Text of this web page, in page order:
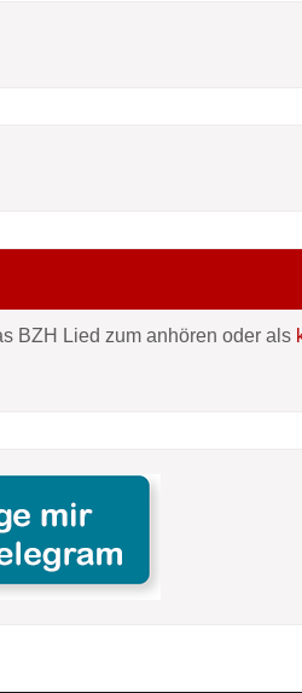
BZH Lied zum anhören oder als